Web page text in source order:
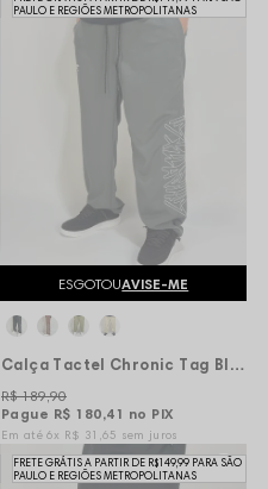
PAULO E REGIÕES METROPOLITANAS
ESGOTOUAVISE-ME
Calça Tactel Chronic Tag Blood Vert Bordado - Cinza
Pague R$ 180,41 no PIX
R$ 189,90
6x R$ 31,65 sem juros
FRETE GRÁTIS A PARTIR DE R$149,99 PARA SÃO
PAULO E REGIÕES METROPOLITANAS